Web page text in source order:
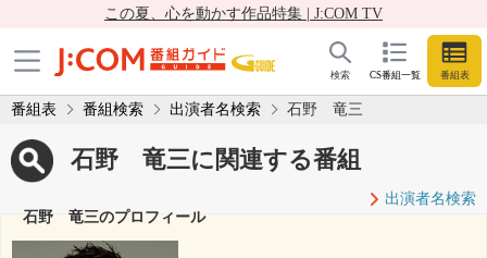
この夏、心を動かす作品特集 | J:COM TV
CS番組一覧 番組表
検索
番組表 番組検索 出演者名検索 石野 竜三
石野 竜三に関連する番組
出演者名検索
石野 竜三のプロフィール